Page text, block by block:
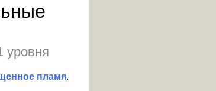
уровня
пламя.